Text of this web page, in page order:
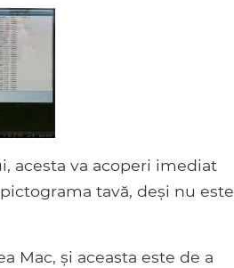
acesta va acoperi imediat
tavă, deși nu este
Mac, și aceasta este de a